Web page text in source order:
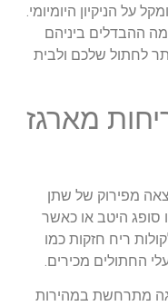
ומקל על הניקיון היומיומי.
מה ההבדלים ביניהם
לחתול שלכם ולבית
מארגז
מפירוק של שתן
סופג היטב או כאשר
ריח חזקות כמו
החתולים מכירים
מתרחשת במהירות